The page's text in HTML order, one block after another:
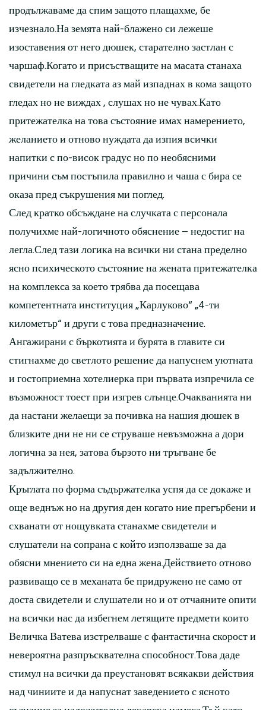
продължаваме да спим защото плащахме, бе
изчезнало.На земята най-блажено си лежеше
изоставения от него дюшек, старателно застлан с
чаршаф.Когато и присъстващите на масата станаха
свидетели на гледката аз май изпаднах в кома защото
гледах но не виждах , слушах но не чувах.Като
притежателка на това състояние имах намерението,
желанието и отново нуждата да изпия всички
напитки с по-висок градус но по необясними
причини съм постъпила правилно и чаша с бира се
оказа пред съкрушения ми поглед.
След кратко обсъждане на случката с персонала
получихме най-логичното обяснение – недостиг на
легла.След тази логика на всички ни стана пределно
ясно психическото състояние на жената притежателка
на комплекса за което трябва да посещава
компетентната институция „Карлуково“ „4-ти
километър“ и други с това предназначение.
Ангажирани с бъркотията и бурята в главите си
стигнахме до светлото решение да напуснем уютната
и гостоприемна хотелиерка при първата изпречила се
възможност тоест при изгрев слънце.Очакванията ни
да настани желаещи за почивка на нашия дюшек в
близките дни не ни се струваше невъзможна а дори
логична за нея, затова бързото ни тръгване бе
задължително.
Кръглата по форма съдържателка успя да се докаже и
още веднъж но на другия ден когато ние прегърбени и
схванати от нощувката станахме свидетели и
слушатели на сопрана с който използваше за да
обясни мнението си на една жена.Действието отново
развиващо се в механата бе придружено не само от
доста свидетели и слушатели но и от отчаяните опити
на всички нас да избегнем летящите предмети които
Величка Ватева изстрелваше с фантастична скорост и
невероятна разпръсквателна способност.Това даде
стимул на всички да преустановят всякакви действия
над чиниите и да напуснат заведението с ясното